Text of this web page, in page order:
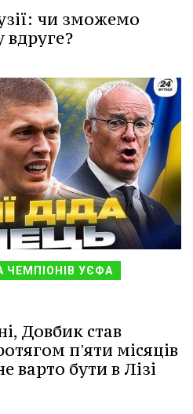
чи зможемо
вдруге?
ЧЕМПІОНІВ УЄФА
Довбик став
п'яти місяців
варто бути в Лізі